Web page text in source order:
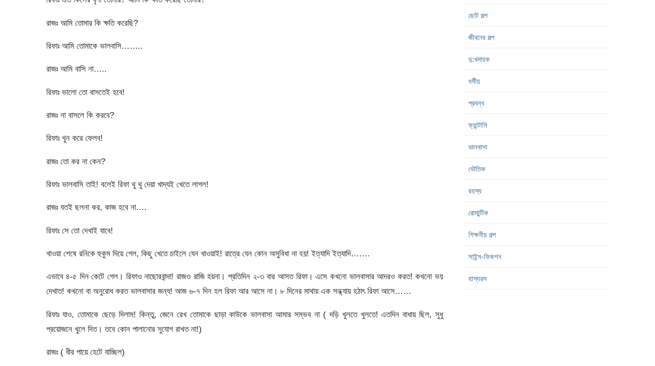
রাজঃ আমি তোমার কি ক্ষতি করেছি?
রিফাঃ আমি তোমাকে ভালবাসি……..
রাজঃ আমি বাসি না…..
রিফাঃ ভালো তো বাসতেই হবে!
রাজঃ না বাসলে কি করবে?
রিফাঃ খুন করে ফেলব!
রাজঃ তো কর না কেন?
রিফাঃ ভালবাসি তাই! বলেই রিফা থু থু দেয়া খাদ্যই খেতে লাগল!
রাজঃ যতই ছলনা কর, কাজ হবে না….
রিফাঃ সে তো দেখাই যাবে!
খাওয়া শেষে রনিকে হুকুম দিয়ে গেল, কিছু খেতে চাইলে যেন খাওয়াই! রাত্রে যেন কোন অসুবিধা না হয়! ইত্যাদি ইত্যাদি…….
এভাবে ৪-৫ দিন কেটে গেল। রিফাও নাছোরবান্দা! রাজও রাজি হয়না। প্রতিদিন ২-৩ বার আসত রিফা। এসে কখনো ভালবাসার আদরও করত! কখনো ভয়
দেখাত! কখনো বা অনুরোধ করত ভালবাসার জন্য! আজ ৬-৭ দিন হল রিফা আর আসে না। ৮ দিনের মাথায় এক সন্ধ্যায় হঠাৎ রিফা আসে……
রিফাঃ যাও, তোমাকে ছেড়ে দিলাম! কিন্তু, জেনে রেখ তোমাকে ছাড়া কাউকে ভালবাসা আমার সম্ভব না ( দড়ি খুলতে খুলতে! এতদিন বাধায় ছিল, সুধু
প্রয়োজনে খুলে দিত। তবে কোন পালানোর সুযোগ রাখত না!)
রাজঃ ( ধীর পায়ে হেটে যাচ্ছিল)
ছোট গল্প
জীবনের গল্প
দু:খদায়ক
ধর্মীয়
প্রবন্ধ
ফ্যান্টাসি
ভালবাসা
ভৌতিক
রহস্য
রোমান্টিক
শিক্ষনীয় গল্প
সাইন্স-ফিকশন
হাস্যরস